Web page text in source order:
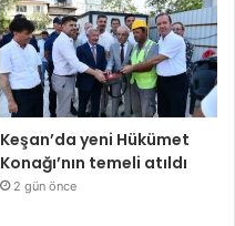
Keşan’da yeni Hükümet
Konağı’nın temeli atıldı
2 gün önce